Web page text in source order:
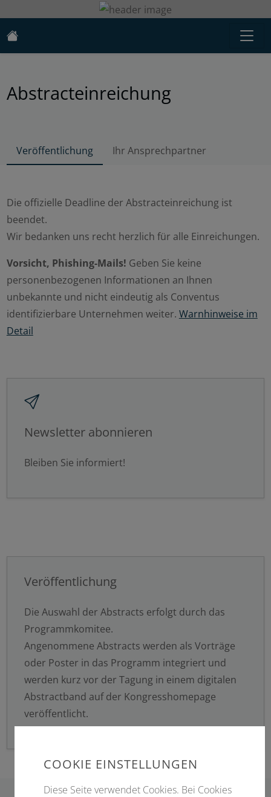
Abstracteinreichung
Veröffentlichung Ihr Ansprechpartner
Die offizielle Deadline der Abstracteinreichung ist
beendet.
Wir bedanken uns recht herzlich für alle Einreichungen.
Vorsicht, Phishing-Mails! Geben Sie keine
personenbezogenen Informationen an Ihnen
unbekannte und nicht eindeutig als Conventus
identifizierbare Unternehmen weiter. Warnhinweise im
Detail
Newsletter abonnieren
Bleiben Sie informiert!
Veröffentlichung
Die Auswahl der Abstracts erfolgt durch das
Programmkomitee.
Angenommene Abstracts werden als Vorträge
oder Poster in das Programm integriert und
werden kurz vor der Tagung in einem digitalen
Abstractband auf der Kongresshomepage
veröffentlicht.
COOKIE EINSTELLUNGEN
Diese Seite verwendet Cookies. Bei Cookies